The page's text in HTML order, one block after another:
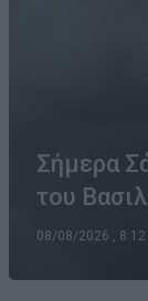
Σήμερα
του
08/08/2026 , 8:12